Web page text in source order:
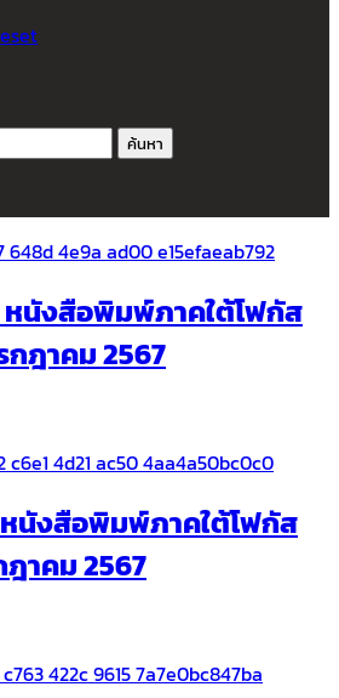
หนังสือพิมพ์ภาคใต้โฟกัส
ฎาคม 2567
หนังสือพิมพ์ภาคใต้โฟกัส
าคม 2567